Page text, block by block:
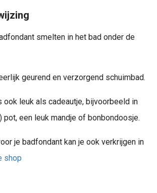
smelten in het bad onder de
geurend en verzorgend schuimbad.
ook leuk als cadeautje, bijvoorbeeld in
pot, een leuk mandje of bonbondoosje.
je badfondant kan je ook verkrijgen in
shop